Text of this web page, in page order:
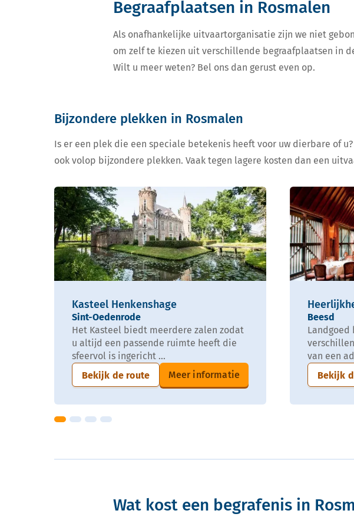
Begraafplaatsen in Rosmalen
Als onafhankelijke uitvaartorganisatie zijn we niet
om zelf te kiezen uit verschillende begraafplaatsen in
Wilt u meer weten? Bel ons dan gerust even op.
Bijzondere plekken in Rosmalen
Is er een plek die een speciale betekenis heeft voor uw dierbare of
ook volop bijzondere plekken. Vaak tegen lagere kosten dan een
Kasteel Henkenshage
Sint-Oedenrode
Het Kasteel biedt meerdere zalen zodat
u altijd een passende ruimte heeft die
sfeervol is ingericht ...
Bekijk de route
Meer informatie
Beesd
van een
Bekijk
Wat kost een begrafenis in